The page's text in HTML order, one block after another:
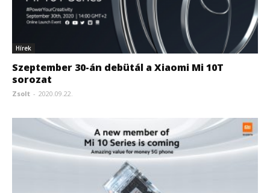
Hírek
Szeptember 30-án debütál a Xiaomi Mi 10T
sorozat
Zsolt - 2020.09.22.